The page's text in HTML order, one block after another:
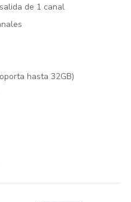
de 1 canal
hasta 32GB)